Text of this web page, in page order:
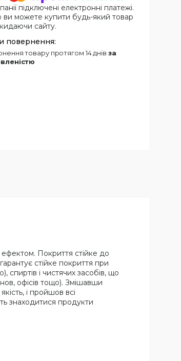
підключені електронні платежі.
ви можете купити будь-який товар
сайту.
товару протягом 14 днів за
Покриття стійке до
стійке покриття при
спиртів і чистячих засобів, що
офісів тощо). Змішавши
і пройшов всі
знаходитися продукти